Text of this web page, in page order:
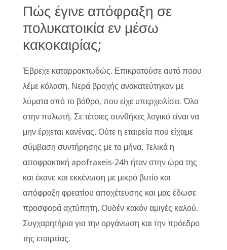
Πώς έγινε απόφραξη σε
πολυκατοικία εν μέσω
κακοκαιρίας;
Έβρεχε καταρρακτωδώς. Επικρατούσε αυτό ποου
λέμε κόλαση. Νερά βροχής ανακατεύτηκαν με
λύματα από το βόθρο, που είχε υπερχειλίσει. Όλα
στην πυλωτή. Σε τέτοιες συνθήκες λογικό είναι να
μην έρχεται κανένας. Ούτε η εταιρεία που είχαμε
σύμβαση συντήρησης με το μήνα. Τελικά η
αποφρακτική apofraxeis-24h ήταν στην ώρα της
και έκανε και εκκένωση με μικρό βυτίο και
απόφραξη φρεατίου αποχέτευσης και μας έδωσε
προσφορά αχτύπητη. Ουδέν κακόν αμιγές καλού.
Συγχαρητήρια για την οργάνωση και την πρόεδρο
της εταιρείας.